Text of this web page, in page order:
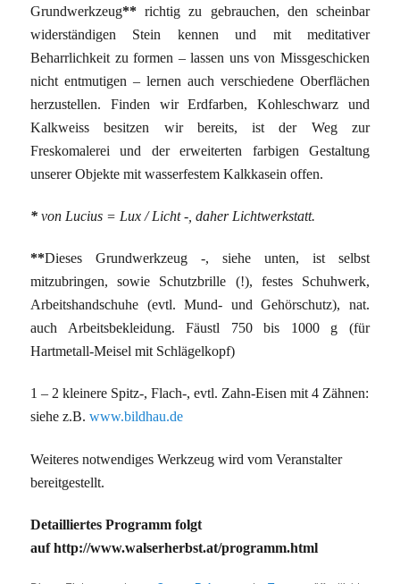
Grundwerkzeug** richtig zu gebrauchen, den scheinbar
widerständigen Stein kennen und mit meditativer
Beharrlichkeit zu formen – lassen uns von Missgeschicken
nicht entmutigen – lernen auch verschiedene Oberflächen
herzustellen. Finden wir Erdfarben, Kohleschwarz und
Kalkweiss besitzen wir bereits, ist der Weg zur
Freskomalerei und der erweiterten farbigen Gestaltung
unserer Objekte mit wasserfestem Kalkkasein offen.
* von Lucius = Lux / Licht -, daher Lichtwerkstatt.
**Dieses Grundwerkzeug -, siehe unten, ist selbst
mitzubringen, sowie Schutzbrille (!), festes Schuhwerk,
Arbeitshandschuhe (evtl. Mund- und Gehörschutz), nat.
auch Arbeitsbekleidung. Fäustl 750 bis 1000 g (für
Hartmetall-Meisel mit Schlägelkopf)
1 – 2 kleinere Spitz-, Flach-, evtl. Zahn-Eisen mit 4 Zähnen:
siehe z.B.www.bildhau.de
Weiteres notwendiges Werkzeug wird vom Veranstalter
bereitgestellt.
Detailliertes Programm folgt
auf http://www.walserherbst.at/programm.html